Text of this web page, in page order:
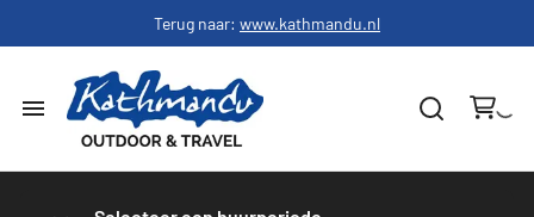
Terug naar: www.kathmandu.nl
Home